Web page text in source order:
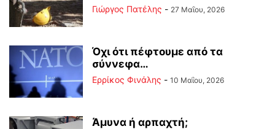
Γιώργος Πατέλης - 27 Μαΐου, 2026
Όχι ότι πέφτουμε από τα
σύννεφα…
Ερρίκος Φινάλης - 10 Μαΐου, 2026
Άμυνα ή αρπαχτή;